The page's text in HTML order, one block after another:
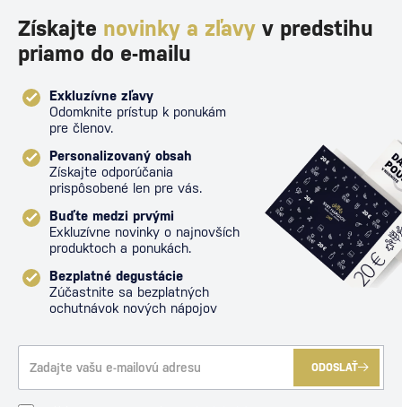
Získajte novinky a zľavy v predstihu
priamo do e-mailu
Exkluzívne zľavy
Odomknite prístup k ponukám
pre členov.
Personalizovaný obsah
Získajte odporúčania
prispôsobené len pre vás.
Buďte medzi prvými
Exkluzívne novinky o najnovších
produktoch a ponukách.
Bezplatné degustácie
Zúčastnite sa bezplatných
ochutnávok nových nápojov
ODOSLAŤ